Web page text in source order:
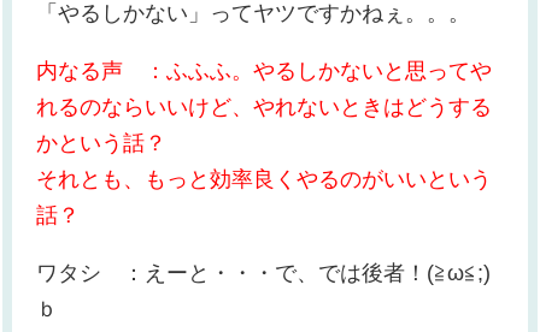
「やるしかない」ってヤツですかねぇ。。。
内なる声 ：ふふふ。やるしかないと思ってや
れるのならいいけど、やれないときはどうする
かという話？
それとも、もっと効率良くやるのがいいという
話？
ワタシ ：えーと・・・で、では後者！(≧ω≦;)
ｂ